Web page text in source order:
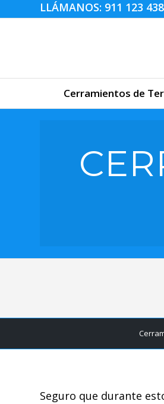
LLÁMANOS: 911 123 438
Cerramientos de
Seguro que durante